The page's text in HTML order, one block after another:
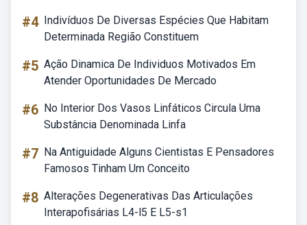
#4 Indivíduos De Diversas Espécies Que Habitam
Determinada Região Constituem
#5 Ação Dinamica De Individuos Motivados Em
Atender Oportunidades De Mercado
#6 No Interior Dos Vasos Linfáticos Circula Uma
Substância Denominada Linfa
#7 Na Antiguidade Alguns Cientistas E Pensadores
Famosos Tinham Um Conceito
#8 Alterações Degenerativas Das Articulações
Interapofisárias L4-l5 E L5-s1